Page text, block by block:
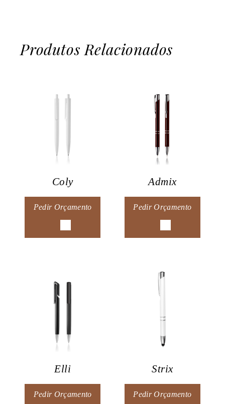
Produtos Relacionados
Coly
Pedir Orçamento
Admix
Pedir Orçamento
Elli
Pedir Orçamento
Strix
Pedir Orçamento